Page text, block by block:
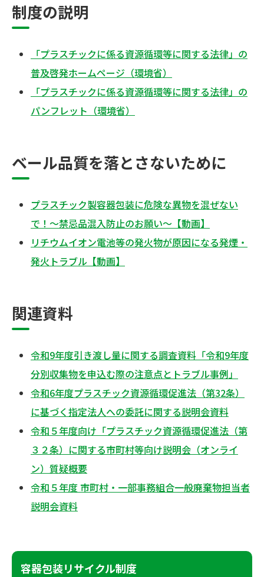
制度の説明
「プラスチックに係る資源循環等に関する法律」の
普及啓発ホームページ（環境省）
「プラスチックに係る資源循環等に関する法律」の
パンフレット（環境省）
ベール品質を落とさないために
プラスチック製容器包装に危険な異物を混ぜない
で！～禁忌品混入防止のお願い～【動画】
リチウムイオン電池等の発火物が原因になる発煙・
発火トラブル【動画】
関連資料
令和9年度引き渡し量に関する調査資料「令和9年度
分別収集物を申込む際の注意点とトラブル事例」
令和6年度プラスチック資源循環促進法（第32条）
に基づく指定法人への委託に関する説明会資料
令和５年度向け「プラスチック資源循環促進法（第
３２条）に関する市町村等向け説明会（オンライ
ン）質疑概要
令和５年度 市町村・一部事務組合一般廃棄物担当者
説明会資料
容器包装リサイクル制度